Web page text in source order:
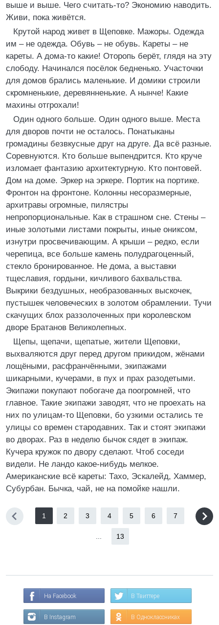
выше и выше. Чего считать-то? Экономию наводить.
Живи, пока живётся.
Крутой народ живет в Щеповке. Мажоры. Одежда
им – не одежда. Обувь – не обувь. Кареты – не
кареты. А дома-то какие! Оторопь берёт, глядя на эту
слободу. Начинался посёлок бедненько. Участочки
для домов брались маленькие. И домики строили
скромненькие, деревянненькие. А нынче! Какие
махины отгрохали!
Один одного больше. Один одного выше. Места
для дворов почти не осталось. Понатыканы
громадины безвкусные друг на друге. Да всё разные.
Соревнуются. Кто больше выпендрится. Кто круче
изломает фантазию архитектурную. Кто понтовей.
Дом на доме. Эркер на эркере. Портик на портике.
Фронтон на фронтоне. Колонны несоразмерные,
архитравы огромные, пилястры
непропорциональные. Как в страшном сне. Стены –
иные золотыми листами покрыты, иные ониксом,
изнутри просвечивающим. А крыши – редко, если
черепица, все больше камень полудрагоценный,
стекло бронированное. Не дома, а выставки
тщеславия, гордыни, кичливого бахвальства.
Выкрики бездушных, необразованных выскочек,
пустышек человеческих в золотом обрамлении. Тучи
скачущих блох раззолоченных при королевском
дворе Братанов Великолепных.
Щепы, щепачи, щепатые, жители Щеповки,
выхваляются друг перед другом прикидом, жёнами
лощёными, расфранчёнными, экипажами
шикарными, кучерами, в пух и прах разодетыми.
Экипажи покупают побогаче да поогромней, что
главное. Такие экипажи заводят, что не проехать на
них по улицам-то Щеповки, бо узкими остались те
улицы со времен стародавних. Так и стоят экипажи
во дворах. Раз в неделю бычок сядет в экипаж.
Кучера кружок по двору сделают. Чтоб соседи
видели. Не ландо какое-нибудь мелкое.
Американские всё кареты: Тахо, Эскалейд, Хаммер,
Субурбан. Бычка, чай, не на помойке нашли.
1 2 3 4 5 6 7
13
На Facebook В Твиттере
В Instagram В Одноклассниках